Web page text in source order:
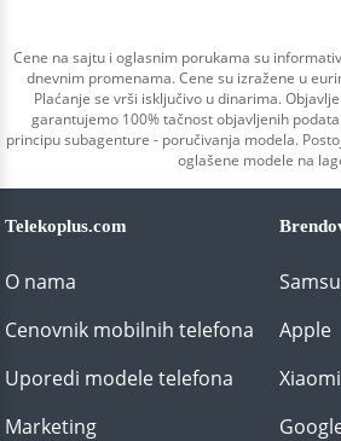
Cene na sajtu i oglasnim porukama su
dnevnim promenama. Cene su izražene u
Plaćanje se vrši isključivo u dinarima.
garantujemo 100% tačnost objavljenih
principu subagenture - poručivanja modela.
oglašene modele na
Telekoplus.com
O nama
Cenovnik mobilnih telefona
Uporedi modele telefona
Marketing
Apple
Xiaomi